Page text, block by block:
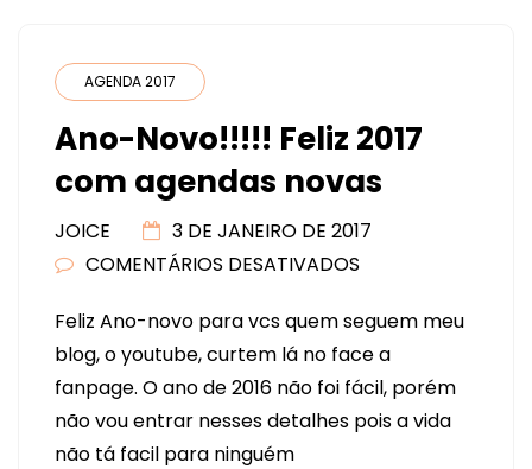
AGENDA 2017
Ano-Novo!!!!! Feliz 2017
com agendas novas
JOICE
3 DE JANEIRO DE 2017
COMENTÁRIOS DESATIVADOS
NOVO!!!!!
FELIZ
2017
COM
Feliz Ano-novo para vcs quem seguem meu
blog, o youtube, curtem lá no face a
fanpage. O ano de 2016 não foi fácil, porém
não vou entrar nesses detalhes pois a vida
não tá facil para ninguém